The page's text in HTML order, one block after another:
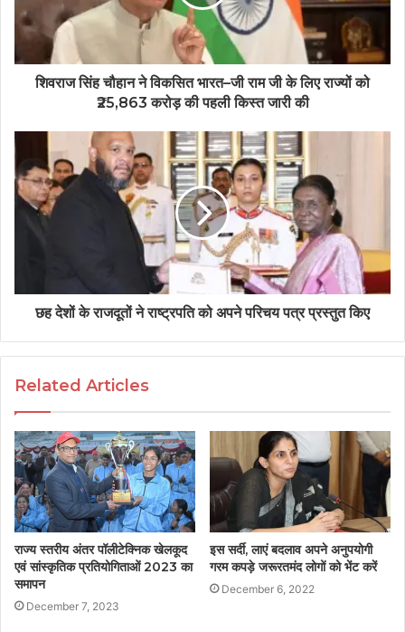
शिवराज सिंह चौहान ने विकसित भारत–जी राम जी के लिए राज्यों को
₹25,863 करोड़ की पहली किस्त जारी की
छह देशों के राजदूतों ने राष्ट्रपति को अपने परिचय पत्र प्रस्तुत किए
Related Articles
राज्य स्तरीय अंतर पॉलीटेक्निक खेलकूद
एवं सांस्कृतिक प्रतियोगिताओं 2023 का
समापन
December 7, 2023
इस सर्दी, लाएं बदलाव अपने अनुपयोगी
गरम कपड़े जरूरतमंद लोगों को भेंट करें
December 6, 2022